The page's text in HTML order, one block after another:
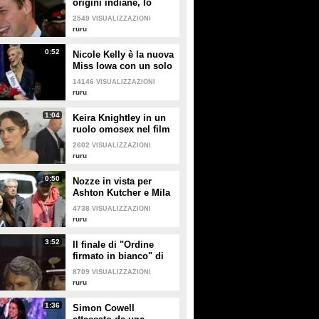
origini indiane, lo
rivela il suo Dna
2549 VISUALIZZAZIONI
ruru
0:52
Nicole Kelly è la nuova
Miss Iowa con un solo
braccio
14146 VISUALIZZAZIONI
ruru
1:04
Keira Knightley in un
ruolo omosex nel film
"Laggies"
2602 VISUALIZZAZIONI
ruru
0:50
Nozze in vista per
Ashton Kutcher e Mila
Kunis
4738 VISUALIZZAZIONI
ruru
3:52
Il finale di "Ordine
firmato in bianco" di
Gianni Manera
8709 VISUALIZZAZIONI
ruru
1:36
Simon Cowell